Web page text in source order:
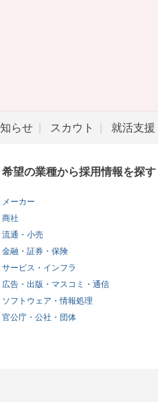
らせ スカウト 就活支援
希望の業種から採用情報を探す
メーカー
商社
流通・小売
金融・証券・保険
サービス・インフラ
広告・出版・マスコミ・通信
ソフトウェア・情報処理
官公庁・公社・団体